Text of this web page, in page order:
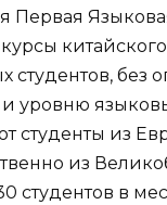
Первая
студентов, без
и уровню
студенты из
из
студентов в